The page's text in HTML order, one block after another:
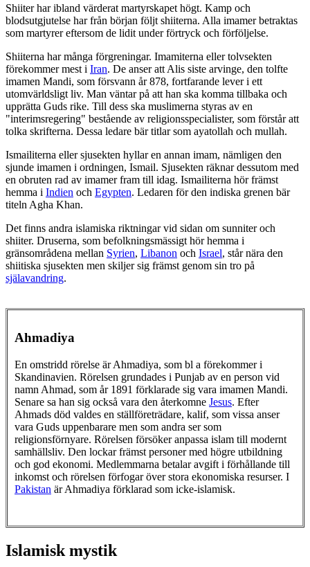
Shiiter har ibland värderat martyrskapet högt. Kamp och
blodsutgjutelse har från början följt shiiterna. Alla imamer betraktas
som martyrer eftersom de lidit under förtryck och förföljelse.
Shiiterna har många förgreningar. Imamiterna eller tolvsekten
förekommer mest i Iran. De anser att Alis siste arvinge, den tolfte
imamen Mandi, som försvann år 878, fortfarande lever i ett
utomvärldsligt liv. Man väntar på att han ska komma tillbaka och
upprätta Guds rike. Till dess ska muslimerna styras av en
"interimsregering" bestående av religionsspecialister, som förstår att
tolka skrifterna. Dessa ledare bär titlar som ayatollah och mullah.
Ismailiterna eller sjusekten hyllar en annan imam, nämligen den
sjunde imamen i ordningen, Ismail. Sjusekten räknar dessutom med
en obruten rad av imamer fram till idag. Ismailiterna hör främst
hemma i Indien och Egypten. Ledaren för den indiska grenen bär
titeln Agha Khan.
Det finns andra islamiska riktningar vid sidan om sunniter och
shiiter. Druserna, som befolkningsmässigt hör hemma i
gränsområdena mellan Syrien, Libanon och Israel, står nära den
shiitiska sjusekten men skiljer sig främst genom sin tro på
själavandring.
Ahmadiya
En omstridd rörelse är Ahmadiya, som bl a förekommer i
Skandinavien. Rörelsen grundades i Punjab av en person vid
namn Ahmad, som år 1891 förklarade sig vara imamen Mandi.
Senare sa han sig också vara den återkomne Jesus. Efter
Ahmads död valdes en ställföreträdare, kalif, som vissa anser
vara Guds uppenbarare men som andra ser som
religionsförnyare. Rörelsen försöker anpassa islam till modernt
samhällsliv. Den lockar främst personer med högre utbildning
och god ekonomi. Medlemmarna betalar avgift i förhållande till
inkomst och rörelsen förfogar över stora ekonomiska resurser. I
Pakistan är Ahmadiya förklarad som icke-islamisk.
Islamisk mystik